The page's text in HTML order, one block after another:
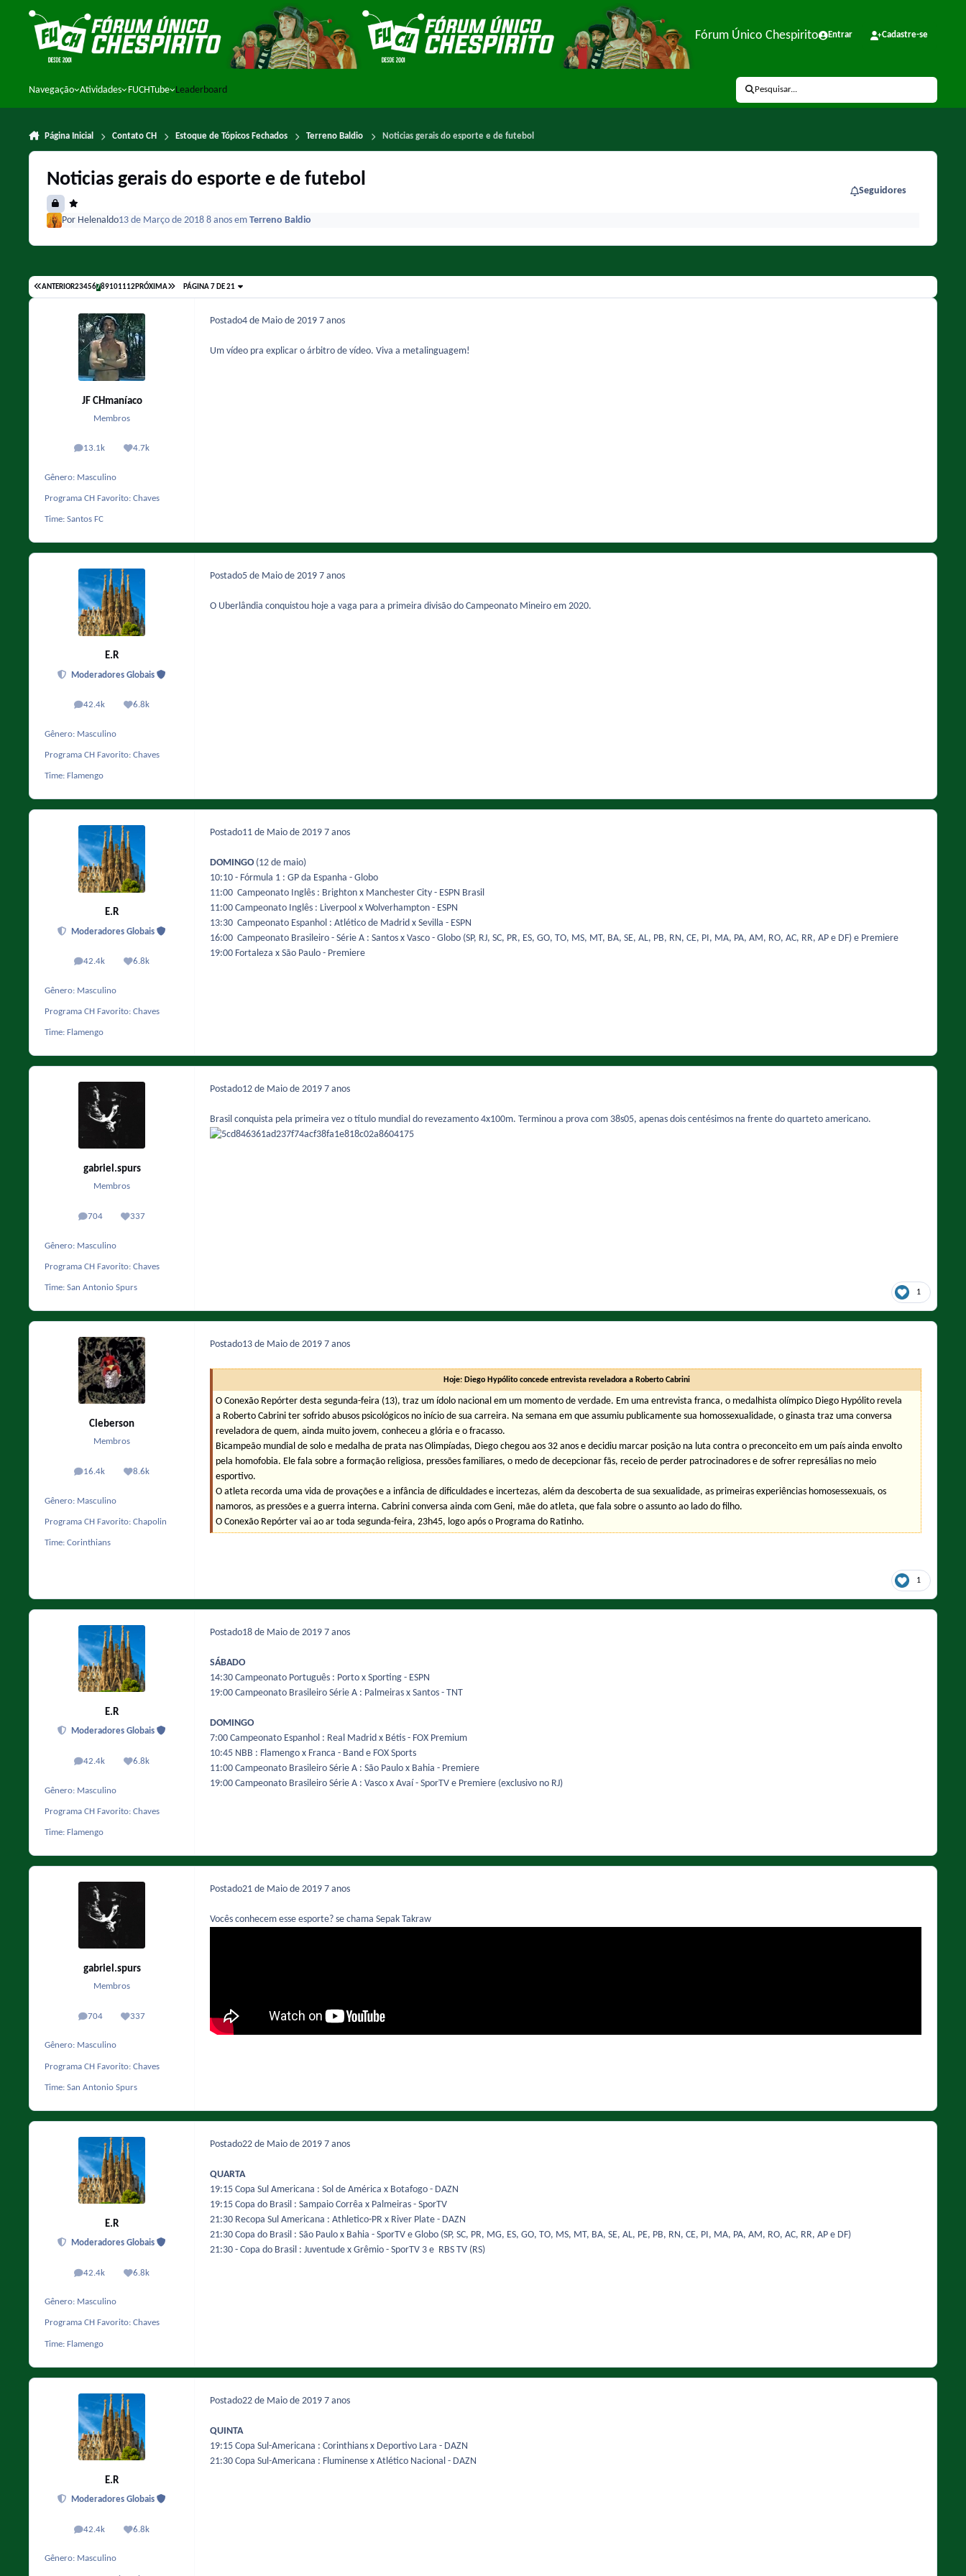
Ir para conteúdo
Fórum Único Chespirito Entrar Cadastre-se
Navegação Atividades FUCHTube Leaderboard Pesquisar...
Página Inicial Contato CH Estoque de Tópicos Fechados Terreno Baldio Noticias gerais do esporte e de futebol
Noticias gerais do esporte e de futebol
Seguidores
Por Helenaldo13 de Março de 2018 8 anos em Terreno Baldio
ANTERIOR23456789101112PRÓXIMA PÁGINA 7 DE 21
JF CHmaníaco
Membros
13.1k
posts 4.7k
Reputação
Gênero: Masculino
Programa CH Favorito: Chaves
Time: Santos FC
Postado4 de Maio de 2019 7 anos
Um vídeo pra explicar o árbitro de vídeo. Viva a metalinguagem!
E.R
Moderadores Globais
42.4k
posts 6.8k
Reputação
Gênero: Masculino
Programa CH Favorito: Chaves
Time: Flamengo
Postado5 de Maio de 2019 7 anos
O Uberlândia conquistou hoje a vaga para a primeira divisão do Campeonato Mineiro em 2020.
E.R
Moderadores Globais
42.4k
posts 6.8k
Reputação
Gênero: Masculino
Programa CH Favorito: Chaves
Time: Flamengo
Postado11 de Maio de 2019 7 anos
DOMINGO (12 de maio)
10:10 - Fórmula 1 : GP da Espanha - Globo
11:00 Campeonato Inglês : Brighton x Manchester City - ESPN Brasil
11:00 Campeonato Inglês : Liverpool x Wolverhampton - ESPN
13:30 Campeonato Espanhol : Atlético de Madrid x Sevilla - ESPN
16:00 Campeonato Brasileiro - Série A : Santos x Vasco - Globo (SP, RJ, SC, PR, ES, GO, TO, MS, MT, BA, SE, AL, PB, RN, CE, PI, MA, PA, AM, RO, AC, RR, AP e DF) e Premiere
19:00 Fortaleza x São Paulo - Premiere
gabriel.spurs
Membros
704
posts 337
Reputação
Gênero: Masculino
Programa CH Favorito: Chaves
Time: San Antonio Spurs
Postado12 de Maio de 2019 7 anos
Brasil conquista pela primeira vez o título mundial do revezamento 4x100m. Terminou a prova com 38s05, apenas dois centésimos na frente do quarteto americano.
1
Cleberson
Membros
16.4k
posts 8.6k
Reputação
Gênero: Masculino
Programa CH Favorito: Chapolin
Time: Corinthians
Postado13 de Maio de 2019 7 anos
Hoje: Diego Hypólito concede entrevista reveladora a Roberto Cabrini
O Conexão Repórter desta segunda-feira (13), traz um ídolo nacional em um momento de verdade. Em uma entrevista franca, o medalhista olímpico Diego Hypólito revela
a Roberto Cabrini ter sofrido abusos psicológicos no início de sua carreira. Na semana em que assumiu publicamente sua homossexualidade, o ginasta traz uma conversa
reveladora de quem, ainda muito jovem, conheceu a glória e o fracasso.
Bicampeão mundial de solo e medalha de prata nas Olimpíadas, Diego chegou aos 32 anos e decidiu marcar posição na luta contra o preconceito em um país ainda envolto
pela homofobia. Ele fala sobre a formação religiosa, pressões familiares, o medo de decepcionar fãs, receio de perder patrocinadores e de sofrer represálias no meio
esportivo.
O atleta recorda uma vida de provações e a infância de dificuldades e incertezas, além da descoberta de sua sexualidade, as primeiras experiências homosessexuais, os
namoros, as pressões e a guerra interna. Cabrini conversa ainda com Geni, mãe do atleta, que fala sobre o assunto ao lado do filho.
O Conexão Repórter vai ao ar toda segunda-feira, 23h45, logo após o Programa do Ratinho.
1
E.R
Moderadores Globais
42.4k
posts 6.8k
Reputação
Gênero: Masculino
Programa CH Favorito: Chaves
Time: Flamengo
Postado18 de Maio de 2019 7 anos
SÁBADO
14:30 Campeonato Português : Porto x Sporting - ESPN
19:00 Campeonato Brasileiro Série A : Palmeiras x Santos - TNT
DOMINGO
7:00 Campeonato Espanhol : Real Madrid x Bétis - FOX Premium
10:45 NBB : Flamengo x Franca - Band e FOX Sports
11:00 Campeonato Brasileiro Série A : São Paulo x Bahia - Premiere
19:00 Campeonato Brasileiro Série A : Vasco x Avaí - SporTV e Premiere (exclusivo no RJ)
gabriel.spurs
Membros
704
posts 337
Reputação
Gênero: Masculino
Programa CH Favorito: Chaves
Time: San Antonio Spurs
Postado21 de Maio de 2019 7 anos
Vocês conhecem esse esporte? se chama Sepak Takraw
E.R
Moderadores Globais
42.4k
posts 6.8k
Reputação
Gênero: Masculino
Programa CH Favorito: Chaves
Time: Flamengo
Postado22 de Maio de 2019 7 anos
QUARTA
19:15 Copa Sul Americana : Sol de América x Botafogo - DAZN
19:15 Copa do Brasil : Sampaio Corrêa x Palmeiras - SporTV
21:30 Recopa Sul Americana : Athletico-PR x River Plate - DAZN
21:30 Copa do Brasil : São Paulo x Bahia - SporTV e Globo (SP, SC, PR, MG, ES, GO, TO, MS, MT, BA, SE, AL, PE, PB, RN, CE, PI, MA, PA, AM, RO, AC, RR, AP e DF)
21:30 - Copa do Brasil : Juventude x Grêmio - SporTV 3 e RBS TV (RS)
E.R
Moderadores Globais
42.4k
posts 6.8k
Reputação
Gênero: Masculino
Postado22 de Maio de 2019 7 anos
QUINTA
19:15 Copa Sul-Americana : Corinthians x Deportivo Lara - DAZN
21:30 Copa Sul-Americana : Fluminense x Atlético Nacional - DAZN